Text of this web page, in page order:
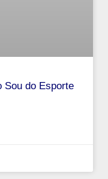
Sou do Esporte